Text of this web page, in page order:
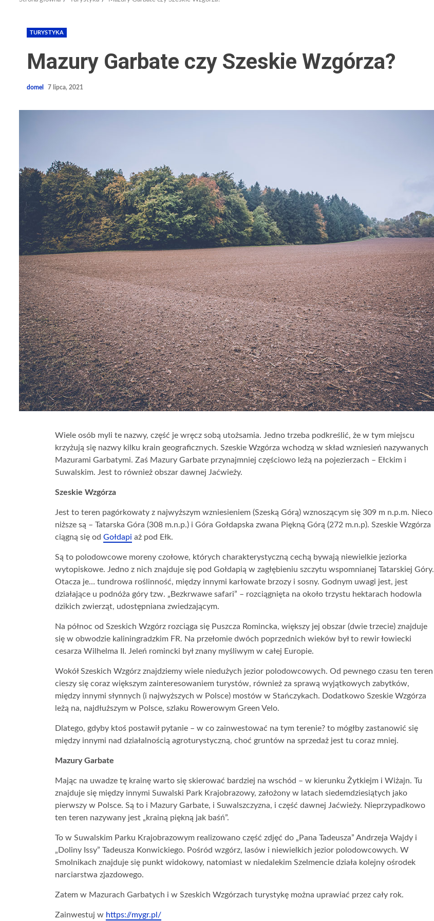
TURYSTYKA
Mazury Garbate czy Szeskie Wzgórza?
domel 7 lipca, 2021
Wiele osób myli te nazwy, część je wręcz sobą utożsamia. Jedno trzeba podkreślić, że w tym miejscu
krzyżują się nazwy kilku krain geograficznych. Szeskie Wzgórza wchodzą w skład wzniesień nazywanych
Mazurami Garbatymi. Zaś Mazury Garbate przynajmniej częściowo leżą na pojezierzach – Ełckim i
Suwalskim. Jest to również obszar dawnej Jaćwieży.
Szeskie Wzgórza
Jest to teren pagórkowaty z najwyższym wzniesieniem (Szeską Górą) wznoszącym się 309 m n.p.m. Nieco
niższe są – Tatarska Góra (308 m.n.p.) i Góra Gołdapska zwana Piękną Górą (272 m.n.p). Szeskie Wzgórza
ciągną się od Gołdapi aż pod Ełk.
Są to polodowcowe moreny czołowe, których charakterystyczną cechą bywają niewielkie jeziorka
wytopiskowe. Jedno z nich znajduje się pod Gołdapią w zagłębieniu szczytu wspomnianej Tatarskiej Góry.
Otacza je… tundrowa roślinność, między innymi karłowate brzozy i sosny. Godnym uwagi jest, jest
działające u podnóża góry tzw. „Bezkrwawe safari” – rozciągnięta na około trzystu hektarach hodowla
dzikich zwierząt, udostępniana zwiedzającym.
Na północ od Szeskich Wzgórz rozciąga się Puszcza Romincka, większy jej obszar (dwie trzecie) znajduje
się w obwodzie kaliningradzkim FR. Na przełomie dwóch poprzednich wieków był to rewir łowiecki
cesarza Wilhelma II. Jeleń romincki był znany myśliwym w całej Europie.
Wokół Szeskich Wzgórz znajdziemy wiele niedużych jezior polodowcowych. Od pewnego czasu ten teren
cieszy się coraz większym zainteresowaniem turystów, również za sprawą wyjątkowych zabytków,
między innymi słynnych (i najwyższych w Polsce) mostów w Stańczykach. Dodatkowo Szeskie Wzgórza
leżą na, najdłuższym w Polsce, szlaku Rowerowym Green Velo.
Dlatego, gdyby ktoś postawił pytanie – w co zainwestować na tym terenie? to mógłby zastanowić się
między innymi nad działalnością agroturystyczną, choć gruntów na sprzedaż jest tu coraz mniej.
Mazury Garbate
Mając na uwadze tę krainę warto się skierować bardziej na wschód – w kierunku Żytkiejm i Wiżajn. Tu
znajduje się między innymi Suwalski Park Krajobrazowy, założony w latach siedemdziesiątych jako
pierwszy w Polsce. Są to i Mazury Garbate, i Suwalszczyzna, i część dawnej Jaćwieży. Nieprzypadkowo
ten teren nazywany jest „krainą piękną jak baśń”.
To w Suwalskim Parku Krajobrazowym realizowano część zdjęć do „Pana Tadeusza” Andrzeja Wajdy i
„Doliny Issy” Tadeusza Konwickiego. Pośród wzgórz, lasów i niewielkich jezior polodowcowych. W
Smolnikach znajduje się punkt widokowy, natomiast w niedalekim Szelmencie działa kolejny ośrodek
narciarstwa zjazdowego.
Zatem w Mazurach Garbatych i w Szeskich Wzgórzach turystykę można uprawiać przez cały rok.
Zainwestuj w https://mygr.pl/